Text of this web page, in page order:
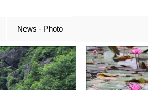
News - Photo